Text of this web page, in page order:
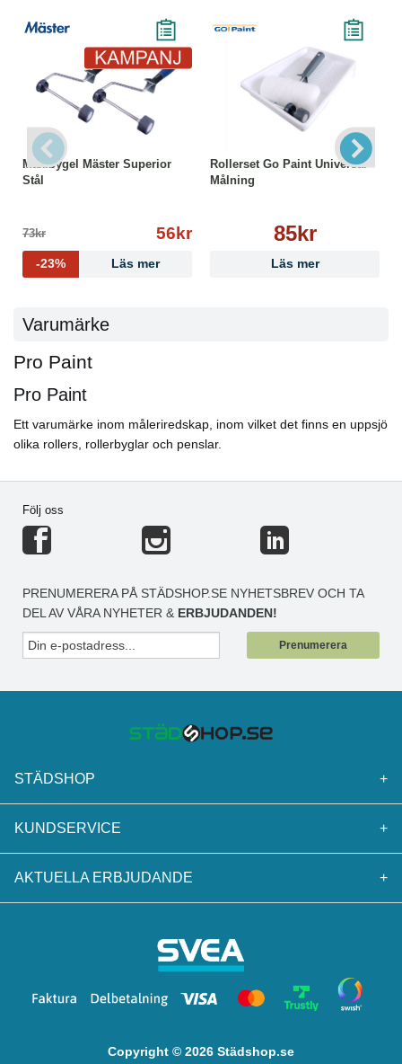
Maxibygel Mäster Superior
Stål
73kr 56kr
-23% Läs mer
Rollerset Go Paint Universal
Målning
85kr
Läs mer
Varumärke
Pro Paint
Pro Paint
Ett varumärke inom måleriredskap, inom vilket det finns en uppsjö
olika rollers, rollerbyglar och penslar.
Följ oss
PRENUMERERA PÅ STÄDSHOP.SE NYHETSBREV OCH TA
DEL AV VÅRA NYHETER & ERBJUDANDEN!
Prenumerera
STÄDSHOP +
KUNDSERVICE +
AKTUELLA ERBJUDANDE +
Copyright © 2026 Städshop.se